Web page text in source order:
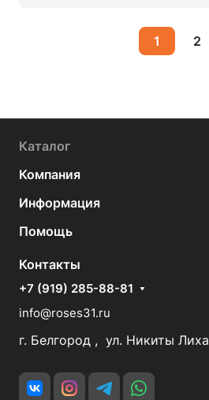
1 2
Каталог
Компания
Информация
Помощь
Контакты
+7 (919) 285-88-81
info@roses31.ru
г. Белгород , ул. Никиты